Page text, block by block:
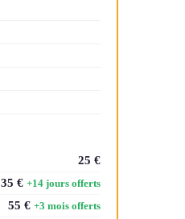
25 €
35 € +14 jours offerts
55 € +3 mois offerts